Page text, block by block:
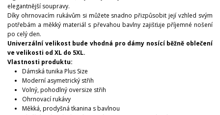
elegantnější soupravy.
Díky ohrnovacím rukávům si můžete snadno přizpůsobit její vzhled svým
potřebám a měkký materiál s převahou bavlny zajišťuje příjemné nošení
po celý den.
Univerzální velikost bude vhodná pro dámy nosící běžně oblečení
ve velikosti od XL do 5XL.
Vlastnosti produktu:
Dámská tunika Plus Size
Moderní asymetrický střih
Volný, pohodlný oversize střih
Ohrnovací rukávy
Měkká, prodyšná tkanina s bavlnou